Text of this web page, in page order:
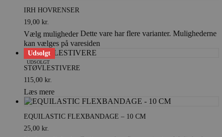
IRH HOVRENSER
19,00 kr.
Vælg muligheder Dette vare har flere varianter. Mulighederne
kan vælges på varesiden
Udsolgt
UDSOLGT
STØVLESTIVERE
115,00 kr.
Læs mere
EQUILASTIC FLEXBANDAGE – 10 CM
25,00 kr.